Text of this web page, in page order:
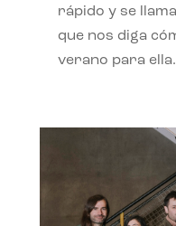
rápido y se
que nos diga
verano para ella.